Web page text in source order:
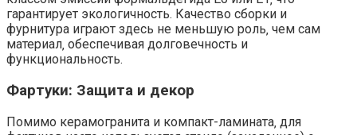
гарантирует экологичность. Качество сборки и
фурнитура играют здесь не меньшую роль‚ чем сам
материал‚ обеспечивая долговечность и
функциональность.
Фартуки: Защита и декор
Помимо керамогранита и компакт-ламината‚ для